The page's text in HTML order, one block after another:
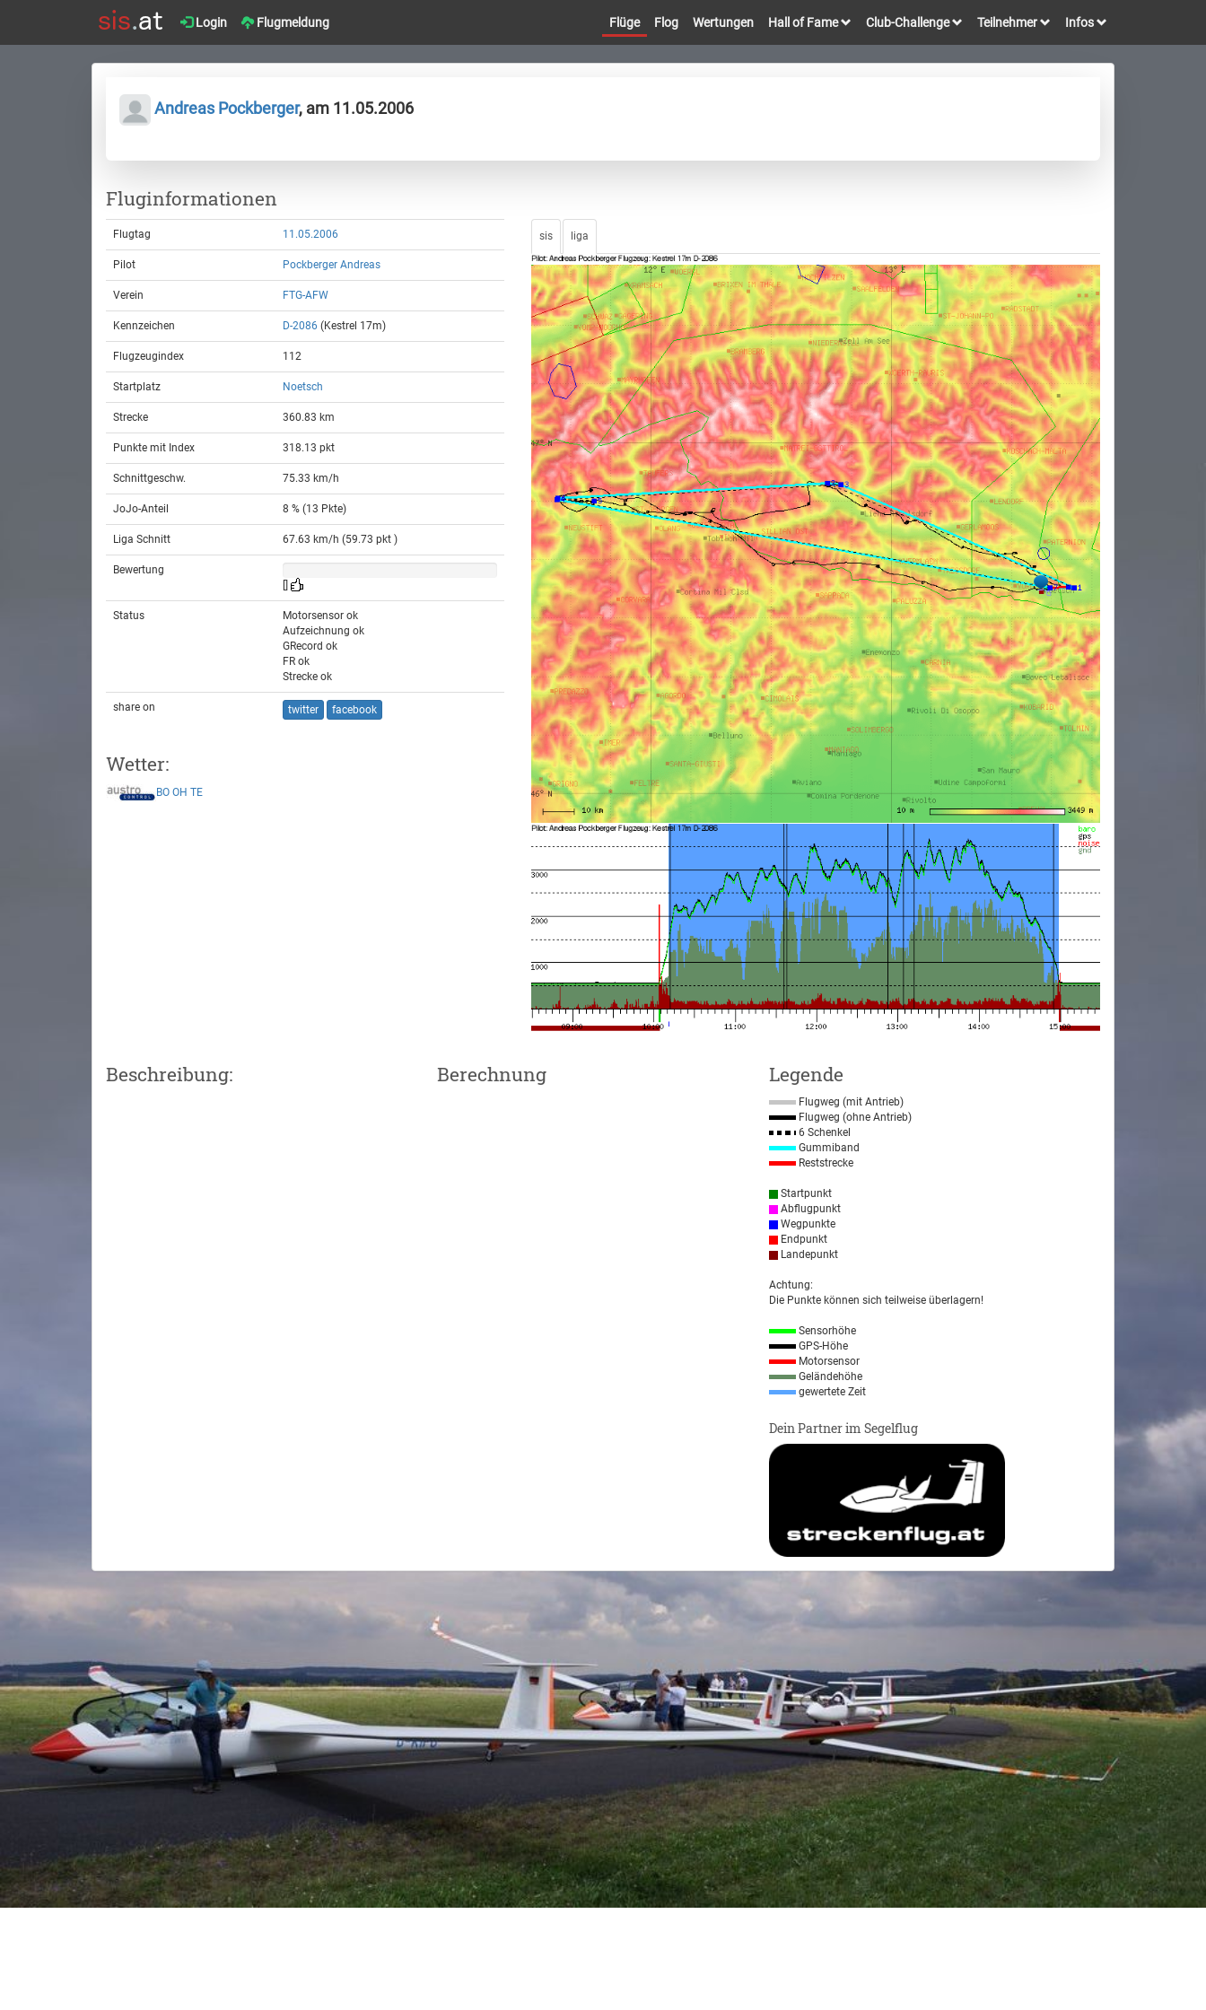
Login Flugmeldung Flüge Flog Wertungen Hall of Fame Club-Challenge Teilnehmer Infos
Andreas Pockberger, am 11.05.2006
Fluginformationen
Flugtag 11.05.2006
Pilot Pockberger Andreas
Verein FTG-AFW
Kennzeichen D-2086 (Kestrel 17m)
Flugzeugindex 112
Startplatz Noetsch
Strecke 360.83 km
Punkte mit Index 318.13 pkt
Schnittgeschw. 75.33 km/h
JoJo-Anteil 8 % (13 Pkte)
Liga Schnitt 67.63 km/h (59.73 pkt )
Bewertung
[]
Status
Motorsensor ok
Aufzeichnung ok
GRecord ok
FR ok
Strecke ok
share on twitter facebook
Wetter:
BO OH TE
sis liga
Beschreibung: Berechnung Legende
Flugweg (mit Antrieb)
Flugweg (ohne Antrieb)
6 Schenkel
Gummiband
Reststrecke
Startpunkt
Abflugpunkt
Wegpunkte
Endpunkt
Landepunkt
Achtung:
Die Punkte können sich teilweise überlagern!
Sensorhöhe
GPS-Höhe
Motorsensor
Geländehöhe
gewertete Zeit
Dein Partner im Segelflug